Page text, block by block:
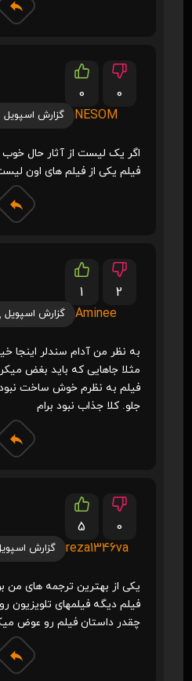
0
0
NESOM
گزارش اسپویل
اگر یک لیست از آثار حال
فیلم یکی از فیلم های اون
1
2
Aminee
گزارش اسپویل
به نظر من آدام سندلر اینجا
مثلا جاهایی که باید بغض
فیلم به نظرم خوش ساخت
جلو. کلا جذاب نبود برام
5
0
reza1346va
گزارش
یکی از بهترین ترجمه های من
فیلم دیگه فیلمهای تلویزیون
چقدر داستان فیلم رو عوض